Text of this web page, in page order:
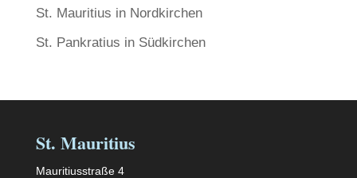
St. Mauritius in Nordkirchen
St. Pankratius in Südkirchen
St. Mauritius
Mauritiusstraße 4